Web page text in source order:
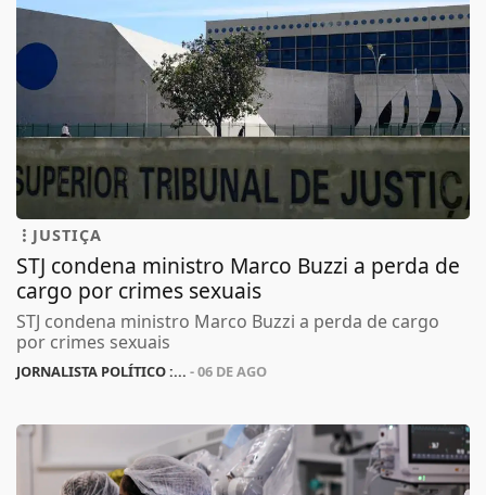
JUSTIÇA
STJ condena ministro Marco Buzzi a perda de
cargo por crimes sexuais
STJ condena ministro Marco Buzzi a perda de cargo
por crimes sexuais
JORNALISTA POLÍTICO :... - 06 DE AGO